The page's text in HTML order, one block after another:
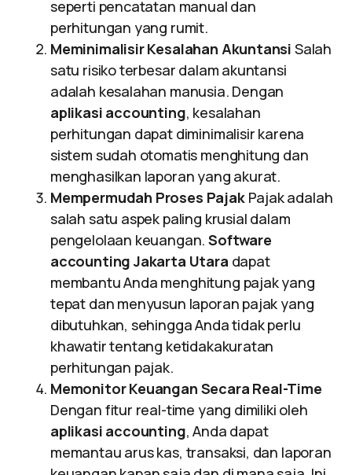
seperti pencatatan manual dan
perhitungan yang rumit.
Meminimalisir Kesalahan Akuntansi Salah
satu risiko terbesar dalam akuntansi
adalah kesalahan manusia. Dengan
aplikasi accounting, kesalahan
perhitungan dapat diminimalisir karena
sistem sudah otomatis menghitung dan
menghasilkan laporan yang akurat.
Mempermudah Proses PajakPajak adalah
salah satu aspek paling krusial dalam
pengelolaan keuangan.Software
accounting Jakarta Utara dapat
membantu Anda menghitung pajak yang
tepat dan menyusun laporan pajak yang
dibutuhkan, sehingga Anda tidak perlu
khawatir tentang ketidakakuratan
perhitungan pajak.
Memonitor Keuangan Secara Real-Time
Dengan fitur real-time yang dimiliki oleh
aplikasi accounting, Anda dapat
memantau arus kas, transaksi, dan laporan